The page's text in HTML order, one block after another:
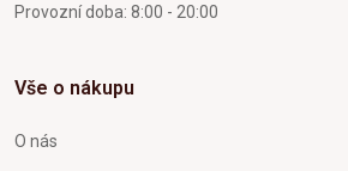
Provozní doba: 8:00 - 20:00
Vše o nákupu
O nás